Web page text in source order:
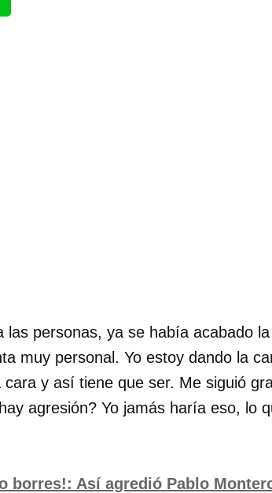
las personas, ya se había acabado
muy personal. Yo estoy dando la
y así tiene que ser. Me siguió
agresión? Yo jamás haría eso, lo
borres!: Así agredió Pablo